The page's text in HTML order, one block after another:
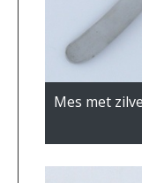
Mes met